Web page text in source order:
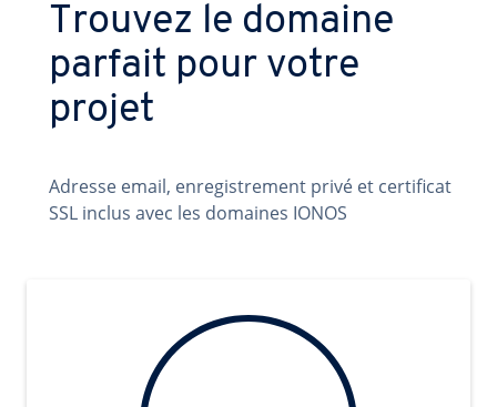
Trouvez le domaine
parfait pour votre
projet
Adresse email, enregistrement privé et certificat
SSL inclus avec les domaines IONOS